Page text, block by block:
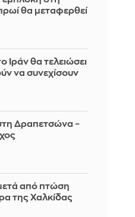
θα μεταφερθεί
θα τελειώσει
να συνεχίσουν
Δραπετσώνα –
από πτώση
της Χαλκίδας